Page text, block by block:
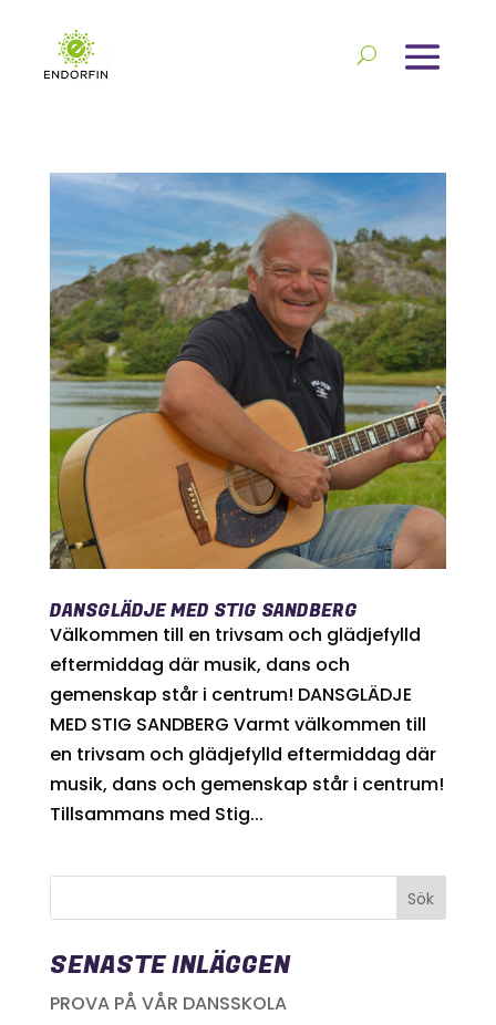
DANSGLÄDJE MED STIG SANDBERG
Välkommen till en trivsam och glädjefylld
eftermiddag där musik, dans och
gemenskap står i centrum! DANSGLÄDJE
MED STIG SANDBERG Varmt välkommen till
en trivsam och glädjefylld eftermiddag där
musik, dans och gemenskap står i centrum!
Tillsammans med Stig...
SENASTE INLÄGGEN
PROVA PÅ VÅR DANSSKOLA